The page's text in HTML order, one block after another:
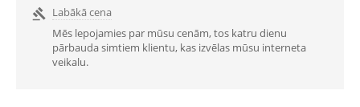

Labākā cena
Mēs lepojamies par mūsu cenām, tos katru dienu
pārbauda simtiem klientu, kas izvēlas mūsu interneta
veikalu.